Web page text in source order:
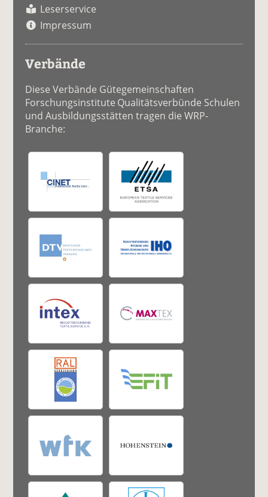
Leserservice
Impressum
Verbände
Diese Verbände Gütegemeinschaften
Forschungsinstitute Qualitätsverbünde Schulen
und Ausbildungsstätten tragen die WRP-
Branche: